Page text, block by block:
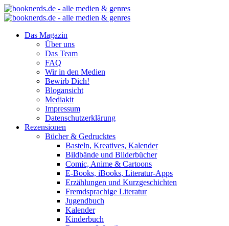
Das Magazin
Über uns
Das Team
FAQ
Wir in den Medien
Bewirb Dich!
Blogansicht
Mediakit
Impressum
Datenschutzerklärung
Rezensionen
Bücher & Gedrucktes
Basteln, Kreatives, Kalender
Bildbände und Bilderbücher
Comic, Anime & Cartoons
E-Books, iBooks, Literatur-Apps
Erzählungen und Kurzgeschichten
Fremdsprachige Literatur
Jugendbuch
Kalender
Kinderbuch